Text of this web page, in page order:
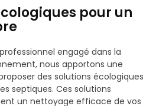
pour un
engagé dans la
nous apportons une
des solutions écologiques
septiques. Ces solutions
un nettoyage efficace de vos